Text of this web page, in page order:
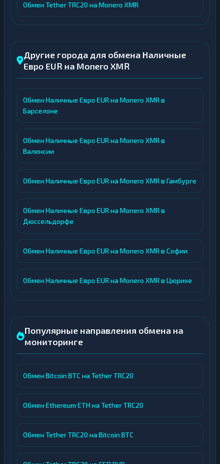
Обмен Tether TRC20 на Monero XMR
Другие города для обмена Наличные
Евро EUR на Monero XMR
Обмен Наличные Евро EUR на Monero XMR в
Барселоне
Обмен Наличные Евро EUR на Monero XMR в
Валенсии
Обмен Наличные Евро EUR на Monero XMR в Гамбурге
Обмен Наличные Евро EUR на Monero XMR в
Дюссельдорфе
Обмен Наличные Евро EUR на Monero XMR в Софии
Обмен Наличные Евро EUR на Monero XMR в Цюрихе
Популярные направления обмена на
мониторинге
Обмен Bitcoin BTC на Tether TRC20
Обмен Ethereum ETH на Tether TRC20
Обмен Tether TRC20 на Bitcoin BTC